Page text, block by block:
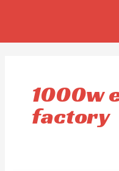
1000w
factory